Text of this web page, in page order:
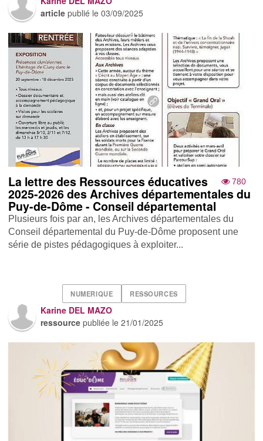
article publié le03/09/2025
780
La lettre des Ressources éducatives
2025-2026 des Archives départementales du
Puy-de-Dôme - Conseil départemental
Plusieurs fois par an, les Archives départementales du
Conseil départemental du Puy-de-Dôme proposent une
série de pistes pédagogiques à exploiter...
NUMERIQUE RESSOURCES
Karine DEL MAZO
ressource publiée le21/01/2025